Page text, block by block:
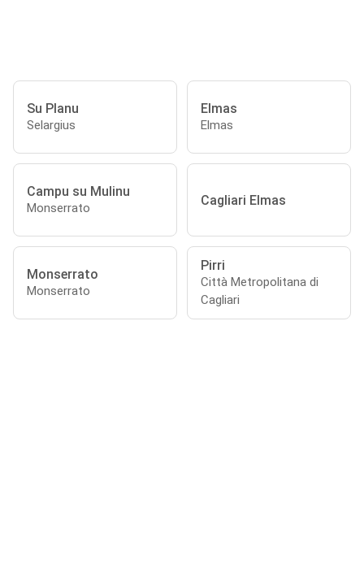
Su Planu
Selargius
Elmas
Elmas
Campu su Mulinu
Monserrato Cagliari Elmas
Monserrato
Monserrato
Pirri
Città Metropolitana di
Cagliari